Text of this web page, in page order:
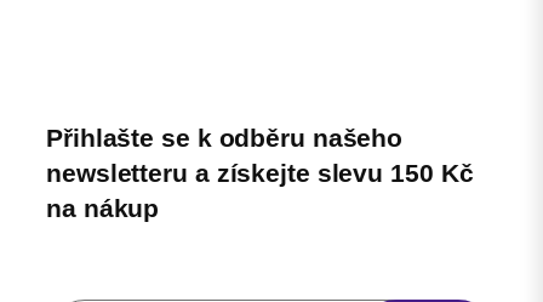
Přihlašte se k odběru našeho
newsletteru a získejte slevu 150 Kč
na nákup